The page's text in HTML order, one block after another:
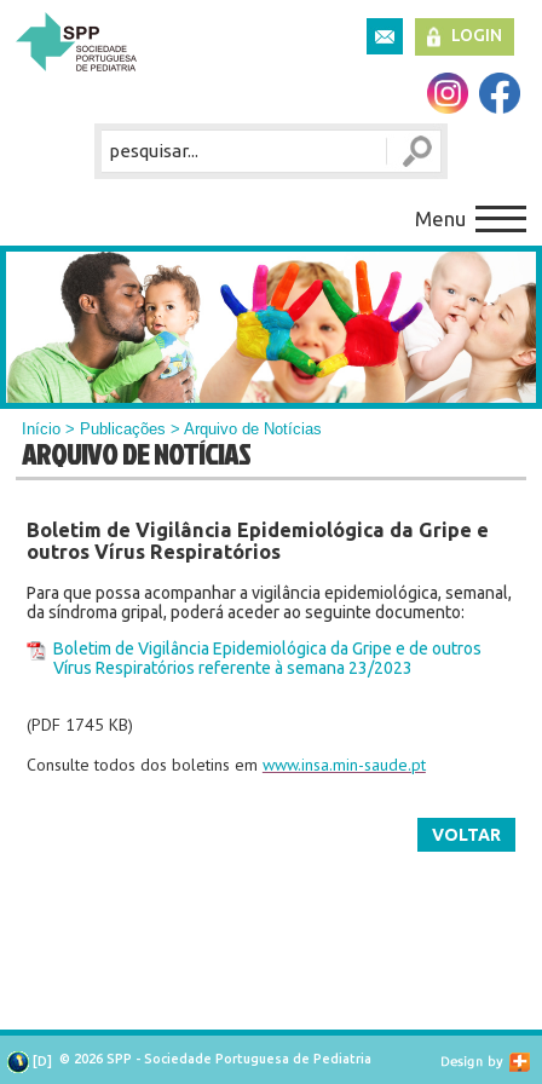
LOGIN
Menu
Início > Publicações > Arquivo de Notícias
ARQUIVO DE NOTÍCIAS
Boletim de Vigilância Epidemiológica da Gripe e
outros Vírus Respiratórios
Para que possa acompanhar a vigilância epidemiológica, semanal,
da síndroma gripal, poderá aceder ao seguinte documento:
Boletim de Vigilância Epidemiológica da Gripe e de outros
Vírus Respiratórios referente à semana 23/2023
(PDF 1745 KB)
Consulte todos dos boletins em www.insa.min-saude.pt
VOLTAR
[D] © 2026 SPP - Sociedade Portuguesa de Pediatria